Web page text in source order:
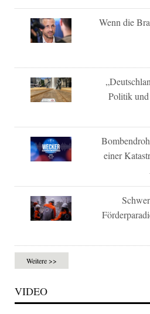
Wenn die
Politik
einer
Weitere >>
VIDEO